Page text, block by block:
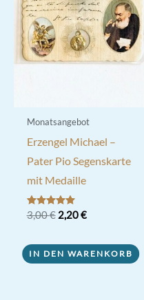
Monatsangebot
Erzengel Michael –
Pater Pio Segenskarte
mit Medaille
Bewertet mit
5.00
3,00€ Ursprünglicher
3,00 €
2,20€Aktueller
2,20 €.
IN DEN WARENKORB